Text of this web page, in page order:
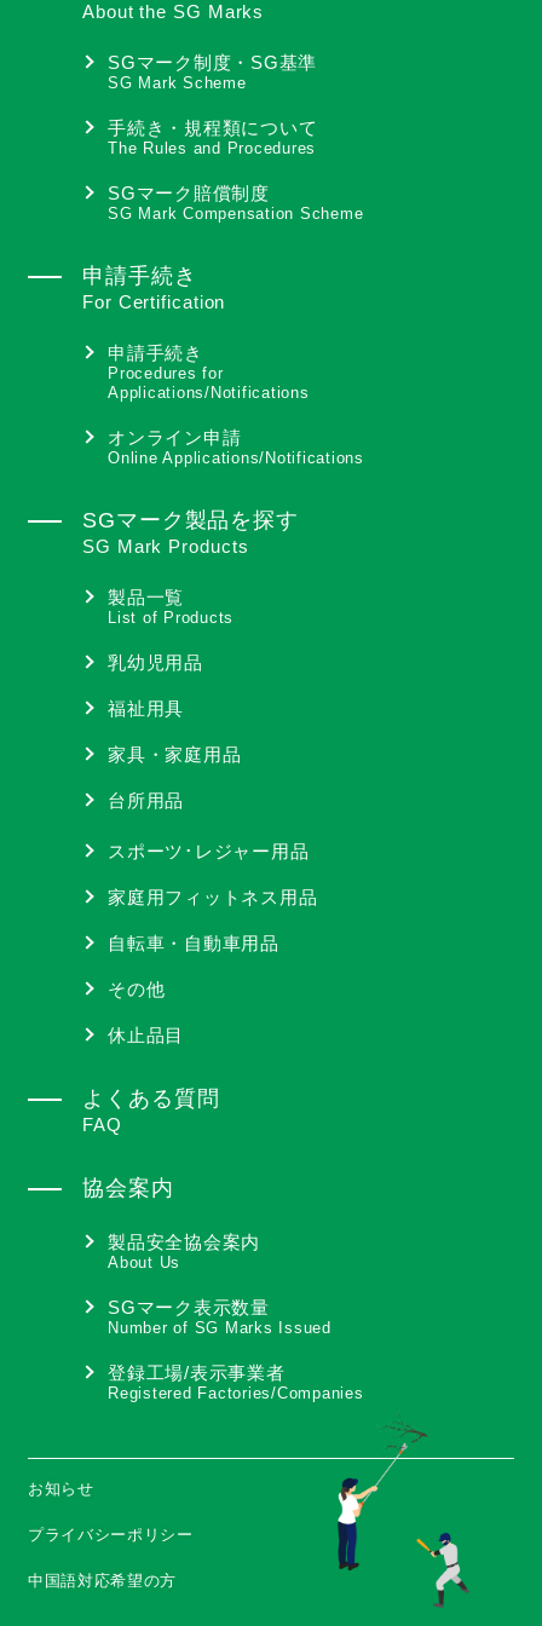
About the SG Marks
SGマーク制度・SG基準
SG Mark Scheme
手続き・規程類について
The Rules and Procedures
SGマーク賠償制度
SG Mark Compensation Scheme
申請手続き
For Certification
申請手続き
Procedures for
Applications/Notifications
オンライン申請
Online Applications/Notifications
SGマーク製品を探す
SG Mark Products
製品一覧
List of Products
乳幼児用品
福祉用具
家具・家庭用品
台所用品
スポーツ･レジャー用品
家庭用フィットネス用品
自転車・自動車用品
その他
休止品目
よくある質問
FAQ
協会案内
製品安全協会案内
About Us
SGマーク表示数量
Number of SG Marks Issued
登録工場/表示事業者
Registered Factories/Companies
お知らせ
プライバシーポリシー
中国語対応希望の方